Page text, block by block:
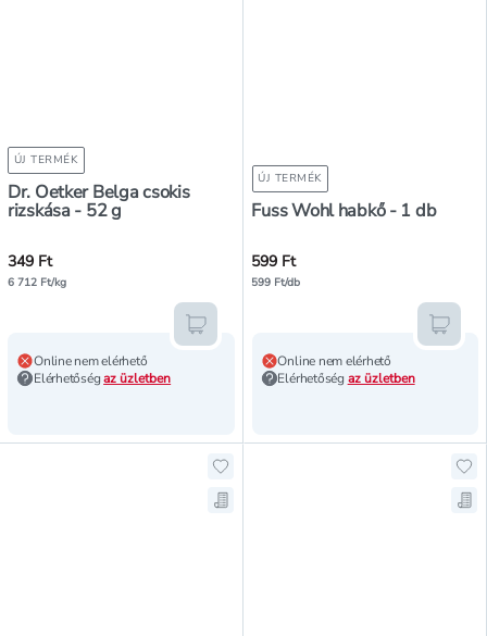
ÚJ TERMÉK
Dr. Oetker Belga csokis
rizskása - 52 g
349 Ft
6 712 Ft/kg
Online nem elérhető
Elérhetőségaz üzletben
Kosárba teszem
ÚJ TERMÉK
Fuss Wohl habkő - 1 db
599 Ft
599 Ft/db
Online nem elérhető
Elérhetőség az üzletben
Hozzáadás a kedvencekhez,
Mentés a bevásárló listára,